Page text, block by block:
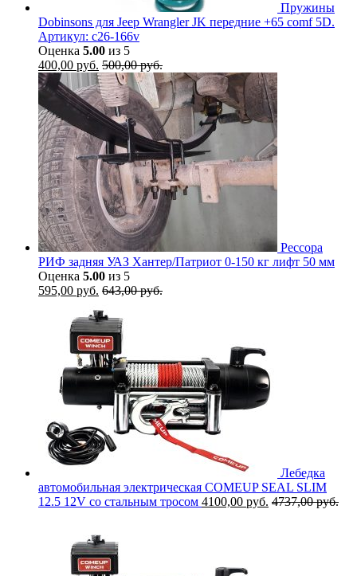
Пружины
Dobinsons для Jeep Wrangler JK передние +65 comf 5D.
Артикул: c26-166v
Оценка 5.00 из 5
400,00 руб. 500,00руб.
Рессора
РИФ задняя УАЗ Хантер/Патриот 0-150 кг лифт 50 мм
Оценка 5.00 из 5
595,00 руб. 643,00руб.
Лебедка
автомобильная электрическая COMEUP SEAL SLIM
12.5 12V со стальным тросом 4100,00 руб. 4737,00руб.